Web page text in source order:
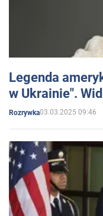
Legenda
w Ukrainie".
Rozrywka03.03.2025 09:46